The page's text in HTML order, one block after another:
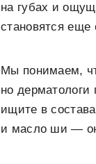
на губах и
становятся еще
Мы понимаем,
но дерматологи
ищите в
и масло ши —